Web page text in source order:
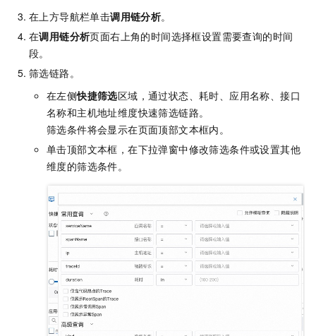
在上方导航栏单击调用链分析。
在调用链分析页面右上角的时间选择框设置需要查询的时间
段。
筛选链路。
在左侧快捷筛选区域，通过状态、耗时、应用名称、接口
名称和主机地址维度快速筛选链路。
筛选条件将会显示在页面顶部文本框内。
单击顶部文本框，在下拉弹窗中修改筛选条件或设置其他
维度的筛选条件。